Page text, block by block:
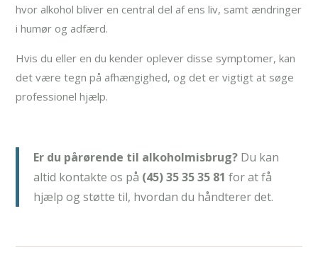
hvor alkohol bliver en central del af ens liv, samt ændringer
i humør og adfærd.
Hvis du eller en du kender oplever disse symptomer, kan
det være tegn på afhængighed, og det er vigtigt at søge
professionel hjælp.
Er du pårørende til alkoholmisbrug? Du kan
altid kontakte os på (45) 35 35 35 81 for at få
hjælp og støtte til, hvordan du håndterer det.